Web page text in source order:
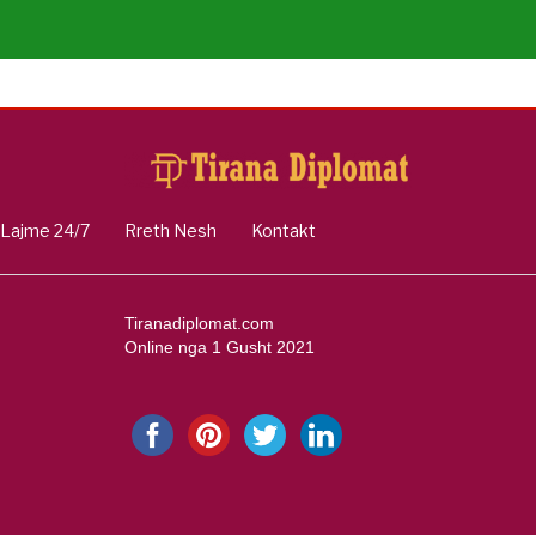
Lajme 24/7 Rreth Nesh Kontakt
Tiranadiplomat.com
Online nga 1 Gusht 2021